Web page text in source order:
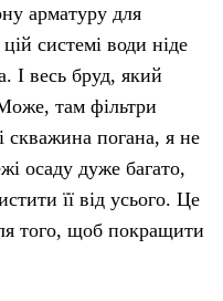
арматуру для
системі води ніде
І весь бруд, який
там фільтри
скважина погана, я не
осаду дуже багато,
її від усього. Це
того, щоб покращити